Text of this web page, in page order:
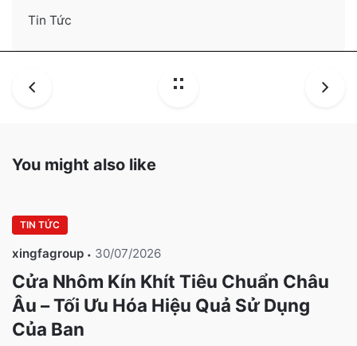
Tin Tức
You might also like
TIN TỨC
xingfagroup 30/07/2026
Cửa Nhôm Kín Khít Tiêu Chuẩn Châu
Âu – Tối Ưu Hóa Hiệu Quả Sử Dụng
Của Bạn